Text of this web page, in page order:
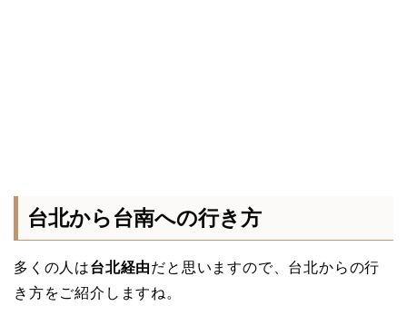
台北から台南への行き方
多くの人は台北経由だと思いますので、台北からの行
き方をご紹介しますね。